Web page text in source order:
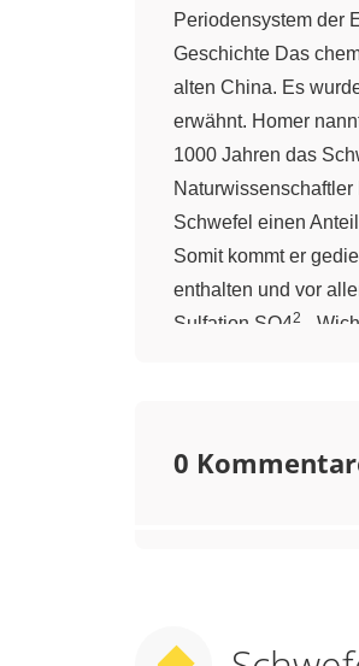
Periodensystem der
Geschichte Das
alten China. Es
erwähnt. Homer
1000 Jahren das
Schwefel einen
Somit kommt er
enthalten und vor
Sulfation SO42
-.
lange. In den
Wasser löst sich
der Schwefel
unterschiedliche
Schwefeldioxid. Bei
0